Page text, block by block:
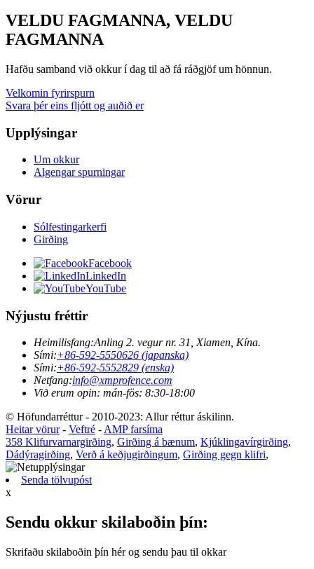
VELDU FAGMANNA, VELDU
FAGMANNA
Hafðu samband við okkur í dag til að fá ráðgjöf um hönnun.
Velkomin fyrirspurn
Svara þér eins fljótt og auðið er
Upplýsingar
Um okkur
Algengar spurningar
Vörur
Sólfestingarkerfi
Girðing
Facebook
LinkedIn
YouTube
Nýjustu fréttir
Heimilisfang:Anling 2. vegur nr. 31, Xiamen, Kína.
Sími:+86-592-5550626 (japanska)
Sími:+86-592-5552829 (enska)
Netfang:info@xmprofence.com
Við erum opin: mán-fös: 8:30-18:00
© Höfundarréttur - 2010-2023: Allur réttur áskilinn.
Heitar vörur- Veftré - AMP farsíma
358 Klifurvarnargirðing, Girðing á bænum, Kjúklingavírgirðing,
Dádýragirðing, Verð á keðjugirðingum, Girðing gegn klifri,
Senda tölvupóst
x
Sendu okkur skilaboðin þín:
Skrifaðu skilaboðin þín hér og sendu þau til okkar